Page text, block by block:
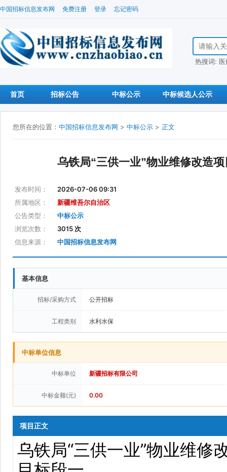
中国招标信息发布网 免费注册 登录 忘记密码
搜索招标信
热搜词:
首页 招标公告 中标公示 中标候选人公示
您所在的位置： 中国招标信息发布网 > 中标公示 > 正文
乌铁局“三供一业”物业维修改造
发布时间：
2026-07-06 09:31
所属地区：
新疆维吾尔自治区
公告类型：
中标公示
浏览次数：
3015 次
信息来源：
中国招标信息发布网
基本信息
招标/采购方式 公开招标
工程类别 水利水保
中标单位信息
中标单位 新疆招标有限公司
中标金额(元) 0.00
项目正文